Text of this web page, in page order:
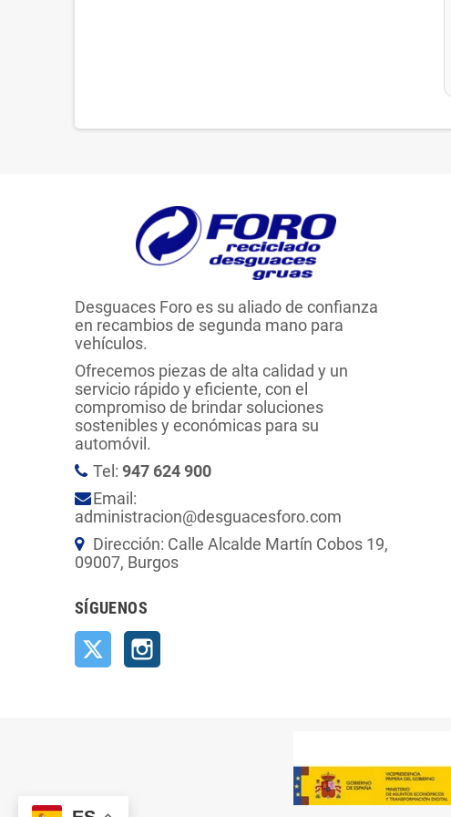
Desguaces Foro es su aliado de confianza
en recambios de segunda mano para
vehículos.
Ofrecemos piezas de alta calidad y un
servicio rápido y eficiente, con el
compromiso de brindar soluciones
sostenibles y económicas para su
automóvil.
Tel: 947 624 900
Email:
administracion@desguacesforo.com
Dirección: Calle Alcalde Martín Cobos 19,
09007, Burgos
SÍGUENOS
Twitter